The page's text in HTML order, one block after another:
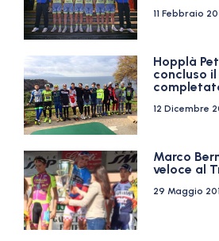
11 Febbraio
Hopplà
concluso
12 Dicembre
Marco
veloce al
29 Maggio